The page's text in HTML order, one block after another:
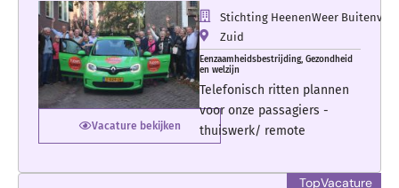
Vacature bekijken
Stichting HeenenWeer
Zuid
Eenzaamheidsbestrijding, Gezondheid
en welzijn
Telefonisch ritten plannen
voor onze passagiers -
thuiswerk/ remote